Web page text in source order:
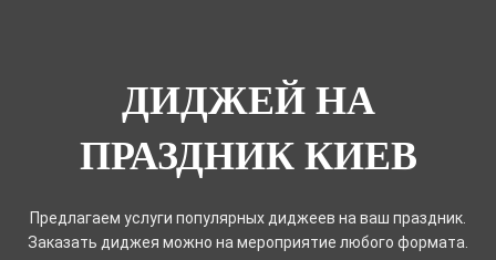
ДИДЖЕЙ НА
ПРАЗДНИК КИЕВ
Предлагаем услуги популярных диджеев на ваш праздник.
Заказать диджея можно на мероприятие любого формата.